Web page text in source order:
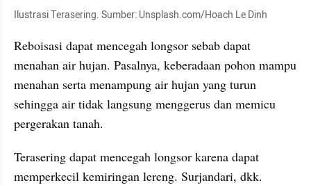
Ilustrasi Terasering. Sumber: Unsplash.com/Hoach Le Dinh
Reboisasi dapat mencegah longsor sebab dapat
menahan air hujan. Pasalnya, keberadaan pohon mampu
menahan serta menampung air hujan yang turun
sehingga air tidak langsung menggerus dan memicu
pergerakan tanah.
Terasering dapat mencegah longsor karena dapat
memperkecil kemiringan lereng. Surjandari, dkk.